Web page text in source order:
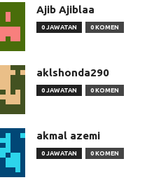
Ajib Ajiblaa
0 JAWATAN 0 KOMEN
aklshonda290
0 JAWATAN 0 KOMEN
akmal azemi
0 JAWATAN 0 KOMEN